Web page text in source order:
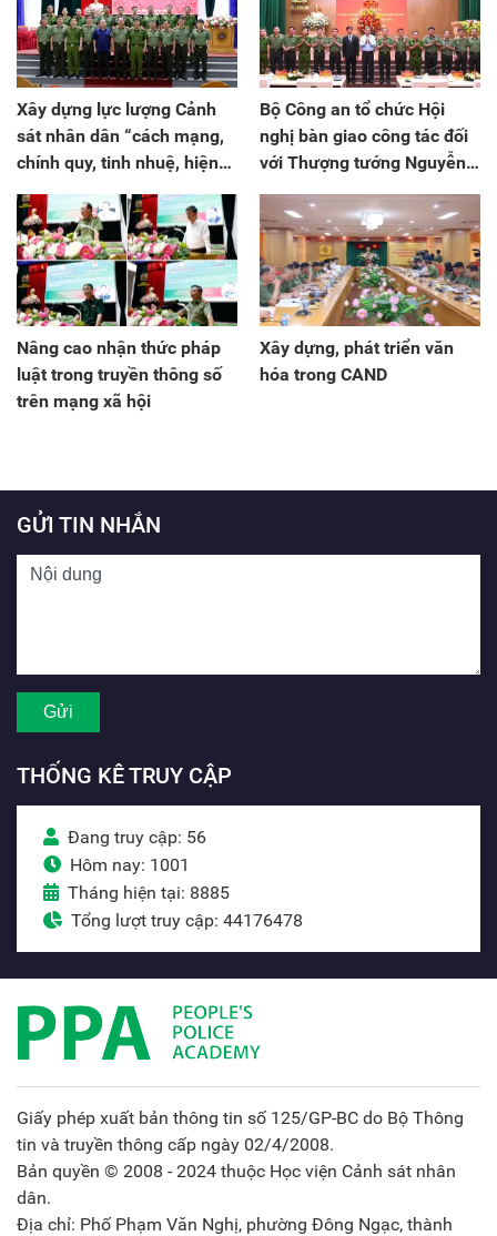
Xây dựng lực lượng Cảnh
sát nhân dân “cách mạng,
chính quy, tinh nhuệ, hiện
Bộ Công an tổ chức Hội
nghị bàn giao công tác đối
với Thượng tướng Nguyễn
Nâng cao nhận thức pháp
luật trong truyền thông số
trên mạng xã hội
Xây dựng, phát triển văn
hóa trong CAND
GỬI TIN NHẮN
THỐNG KÊ TRUY CẬP
Đang truy cập: 56
Hôm nay: 1001
Tháng hiện tại: 8885
Tổng lượt truy cập: 44176478
Giấy phép xuất bản thông tin số 125/GP-BC do Bộ Thông
tin và truyền thông cấp ngày 02/4/2008.
Bản quyền © 2008 - 2024 thuộc Học viện Cảnh sát nhân
dân.
Địa chỉ: Phố Phạm Văn Nghị, phường Đông Ngạc, thành